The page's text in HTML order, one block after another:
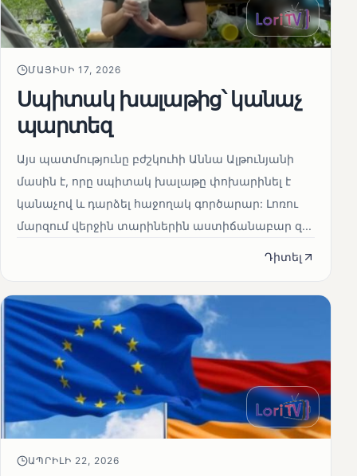
ՄԱՅԻՍԻ 17, 2026
Սպիտակ խալաթից՝ կանաչ
պարտեզ
Այս պատմությունը բժշկուհի Աննա Ալթունյանի
մասին է, որը սպիտակ խալաթը փոխարինել է
կանաչով և դարձել հաջողակ գործարար: Լոռու
մարզում վերջին տարիներին աստիճանաբար զ...
Դիտել
ԱՊՐԻԼԻ 22, 2026